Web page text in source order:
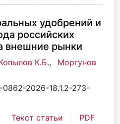
удобрений и
российских
внешние рынки
К.Б.,
Моргунов
0862-2026-18.1.2-273-
Текст статьи PDF